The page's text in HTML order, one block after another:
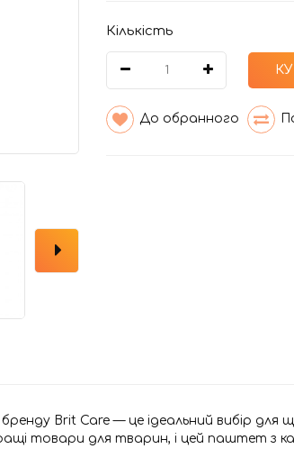
Кількість
До обранного
бренду Brit Care — це ідеальний вибір
товари для тварин, і цей паштет з